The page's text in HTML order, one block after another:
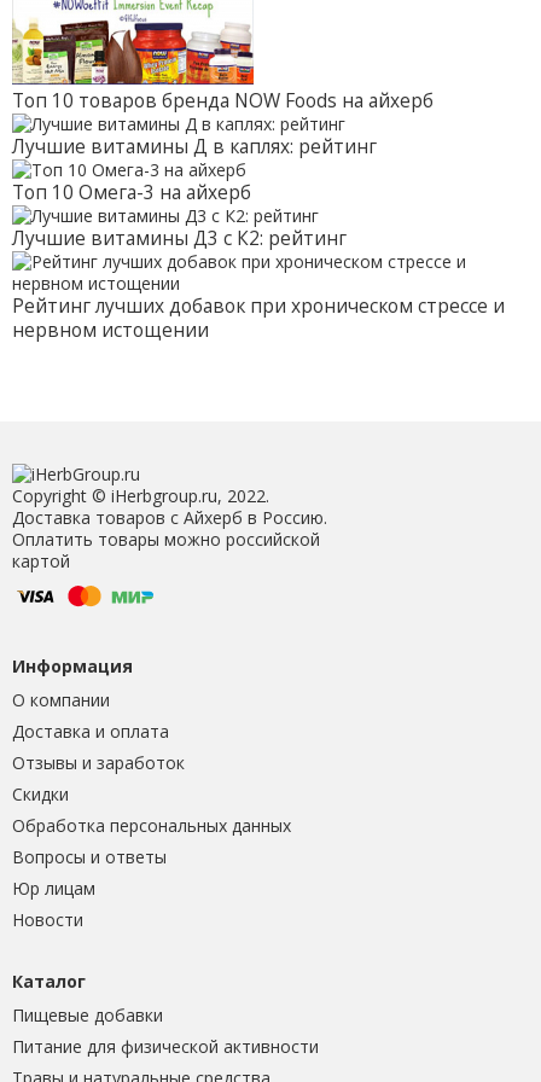
Топ 10 товаров бренда NOW Foods на айхерб
Лучшие витамины Д в каплях: рейтинг
Топ 10 Омега-3 на айхерб
Лучшие витамины Д3 с К2: рейтинг
Рейтинг лучших добавок при хроническом стрессе и
нервном истощении
Copyright © iHerbgroup.ru, 2022.
Доставка товаров с Айхерб в Россию.
Оплатить товары можно российской
картой
Информация
О компании
Доставка и оплата
Отзывы и заработок
Скидки
Обработка персональных данных
Вопросы и ответы
Юр лицам
Новости
Каталог
Пищевые добавки
Питание для физической активности